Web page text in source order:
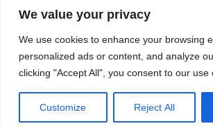
We value your privacy
We use cookies to enhance your browsing
personalized ads or content, and analyze
clicking "Accept All", you consent to our use
Customize Reject All